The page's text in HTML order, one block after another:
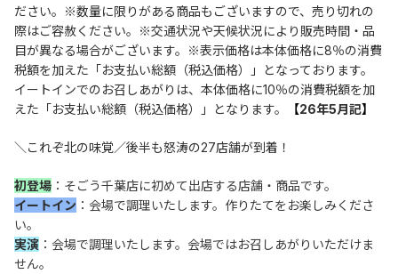
ださい。※数量に限りがある商品もございますので、売り切れの
際はご容赦ください。※交通状況や天候状況により販売時間・品
目が異なる場合がございます。※表示価格は本体価格に8％の消費
税額を加えた「お支払い総額（税込価格）」となっております。
イートインでのお召しあがりは、本体価格に10％の消費税額を加
えた「お支払い総額（税込価格）」となります。
【26年5月記】
＼これぞ北の味覚／後半も怒涛の27店舗が到着！
初登場 ：そごう千葉店に初めて出店する店舗・商品です。
イートイン ：会場で調理いたします。作りたてをお楽しみくださ
い。
実演 ：会場で調理いたします。会場ではお召しあがりいただけま
せん。